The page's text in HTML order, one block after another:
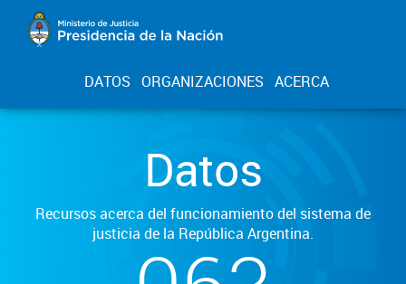
DATOS ORGANIZACIONES ACERCA
Datos
Recursos acerca del funcionamiento del sistema de
justicia de la República Argentina.